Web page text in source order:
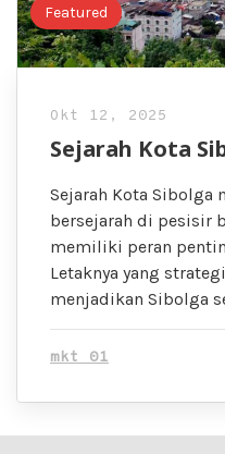
Featured
Okt 12, 2025
Sejarah Kota
Sejarah Kota Sibolga
bersejarah di pesisir
memiliki peran
Letaknya yang
menjadikan Sibolga
mkt 01